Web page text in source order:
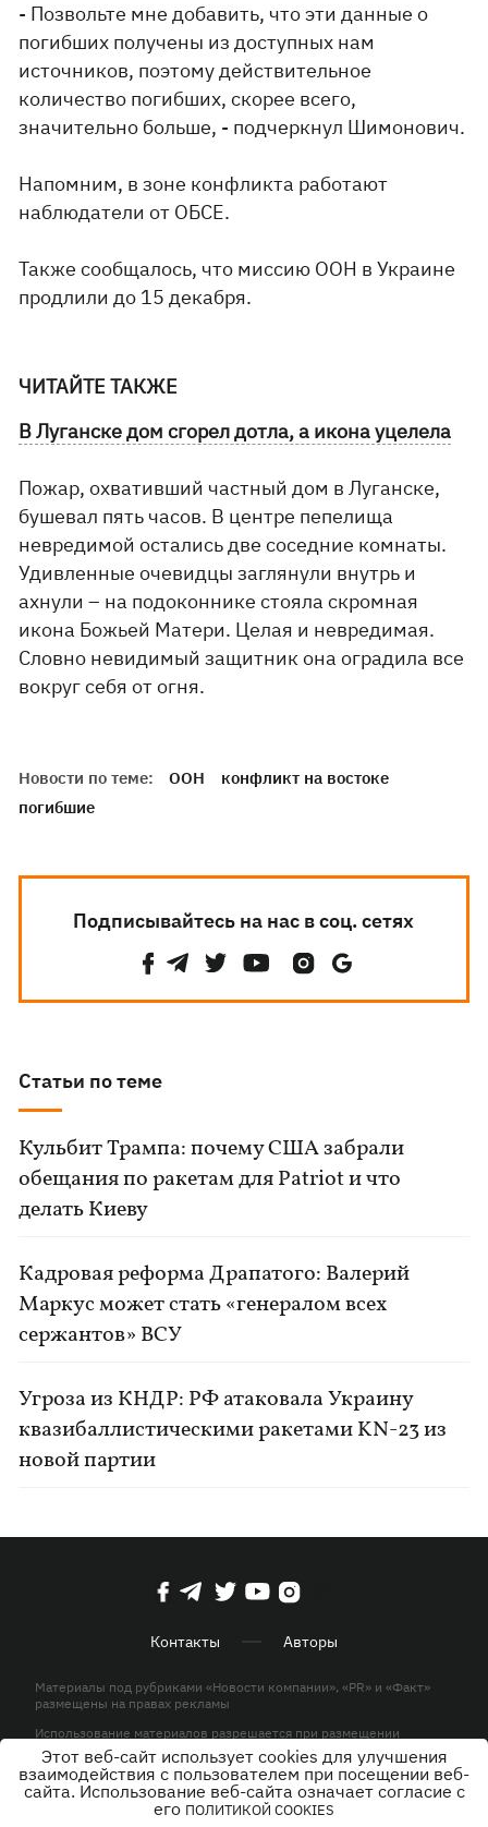
- Позвольте мне добавить, что эти данные о
погибших получены из доступных нам
источников, поэтомудействительное
количество погибших, скорее всего,
значительно больше, - подчеркнул Шимонович.
Напомним, в зоне конфликта работают
наблюдатели от ОБСЕ.
Также сообщалось, что миссию ООН в Украине
продлили до 15 декабря.
ЧИТАЙТЕ ТАКЖЕ
В Луганске дом сгорел дотла, а икона уцелела
Пожар, охвативший частный дом в Луганске,
бушевал пять часов. В центре пепелища
невредимой остались две соседние комнаты.
Удивленные очевидцы заглянули внутрь и
ахнули – на подоконнике стояла скромная
икона Божьей Матери. Целая и невредимая.
Словно невидимый защитник она оградила все
вокруг себя от огня.
Новости по теме: ООН
конфликт на востоке
погибшие
Подписывайтесь на нас в соц. сетях
Статьи по теме
Кульбит Трампа: почему США забрали
обещания по ракетам для Patriot и что
делать Киеву
Кадровая реформа Драпатого: Валерий
Маркус может стать «генералом всех
сержантов» ВСУ
Угроза из КНДР: РФ атаковала Украину
квазибаллистическими ракетами KN-23 из
новой партии
Контакты Авторы
Материалы под рубриками «Новости компании», «PR» и «Факт»
размещены на правах рекламы
Использование материалов разрешается при размещении
активной гиперссылки на KP.UA в первом абзаце.
© ООО «ЮЛАВ МЕДИА»,2026. Все права защищены.
Этот веб-сайт использует cookies для улучшения
взаимодействия с пользователем при посещении веб-
сайта. Использование веб-сайта означает согласие с
его ПОЛИТИКОЙ COOKIES